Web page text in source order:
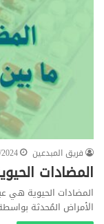
فريق المبدعين
المضادات
المضادات الحيوية هي
الأمراض المُحدثة